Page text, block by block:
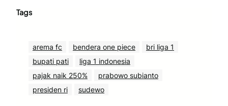
Tags
arema fc bendera one piece
bri liga 1
bupati pati
liga 1 indonesia
pajak naik 250%
prabowo subianto
presiden ri
sudewo